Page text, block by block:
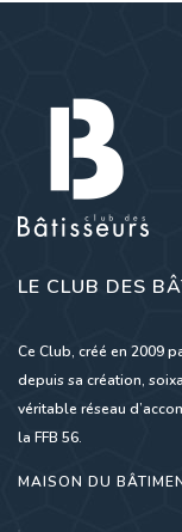
LE CLUB DES
Ce Club, créé en 2009
depuis sa création,
véritable réseau
la FFB 56.
MAISON DU